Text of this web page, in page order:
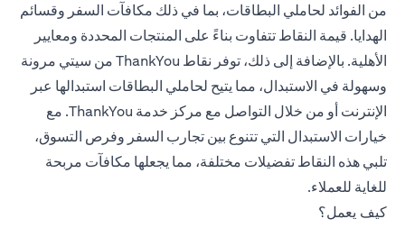
من الفوائد لحاملي البطاقات، بما في ذلك مكافآت السفر وقسائم
الهدايا. قيمة النقاط تتفاوت بناءً على المنتجات المحددة ومعايير
الأهلية. بالإضافة إلى ذلك، توفر نقاط ThankYou من سيتي مرونة
وسهولة في الاستبدال، مما يتيح لحاملي البطاقات استبدالها عبر
الإنترنت أو من خلال التواصل مع مركز خدمة ThankYou. مع
خيارات الاستبدال التي تتنوع بين تجارب السفر وفرص التسوق،
تلبي هذه النقاط تفضيلات مختلفة، مما يجعلها مكافآت مربحة
للغاية للعملاء.
كيف يعمل؟